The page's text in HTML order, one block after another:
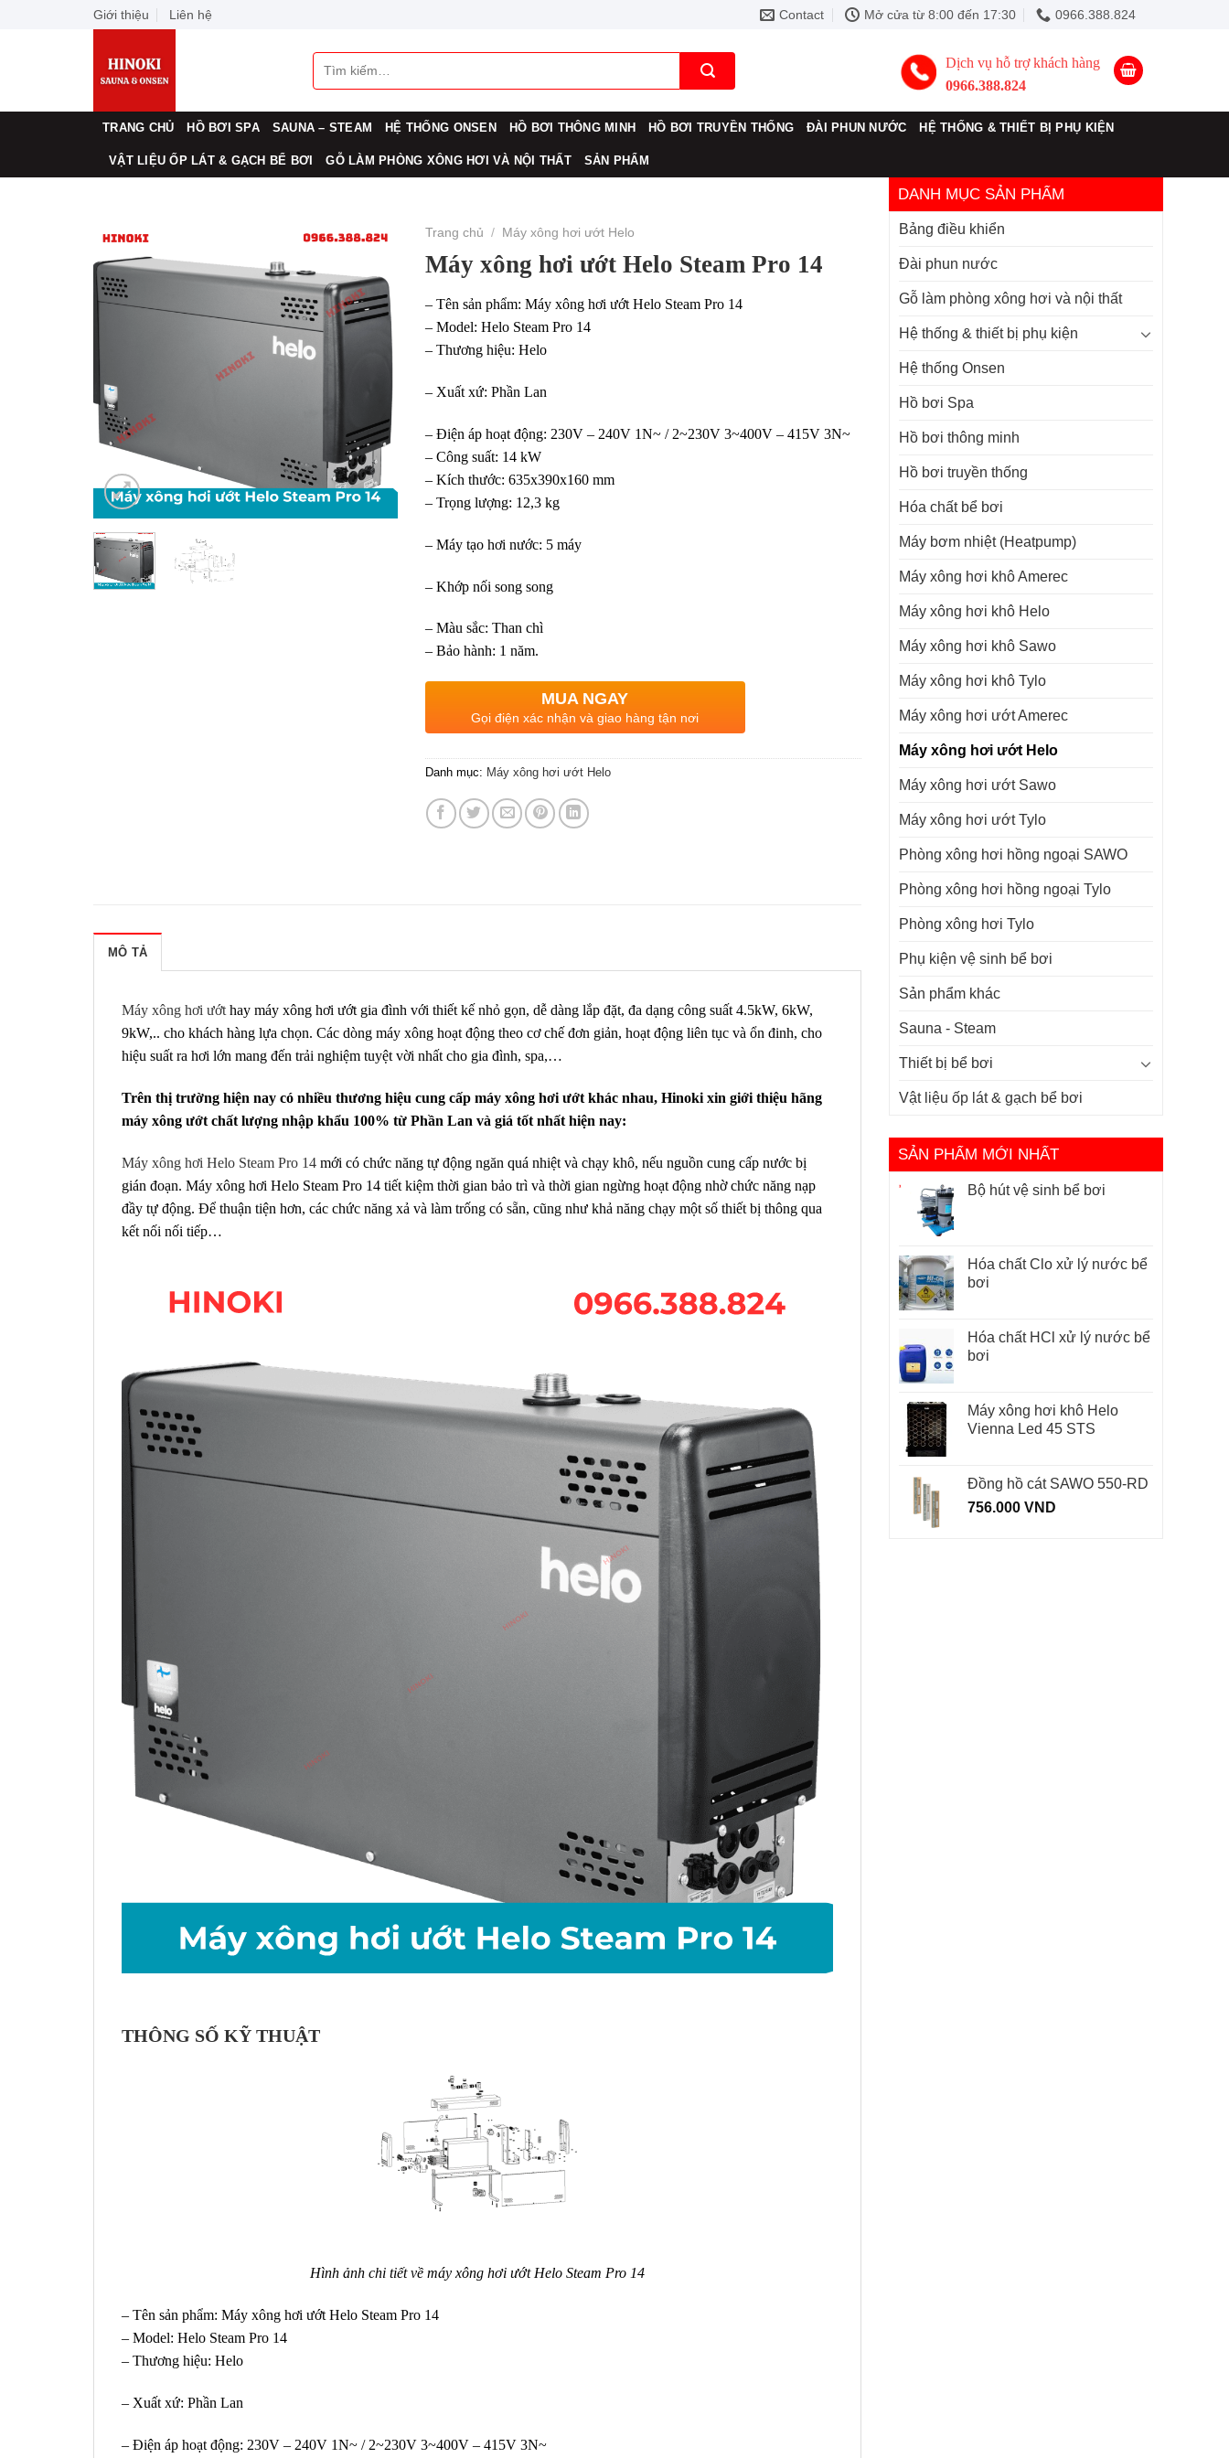
Giới thiệu Liên hệ Contact Mở cửa từ 8:00 đến 17:30 0966.388.824
Tìm
kiếm:
Dịch vụ hỗ trợ khách hàng
0966.388.824
TRANG CHỦ HỒ BƠI SPA SAUNA – STEAM HỆ THỐNG ONSEN HỒ BƠI THÔNG MINH HỒ BƠI TRUYỀN THỐNG ĐÀI PHUN NƯỚC HỆ THỐNG & THIẾT BỊ PHỤ KIỆN
VẬT LIỆU ỐP LÁT & GẠCH BỂ BƠI GỖ LÀM PHÒNG XÔNG HƠI VÀ NỘI THẤT SẢN PHẨM
DANH MỤC SẢN PHẨM
Bảng điều khiển
Đài phun nước
Gỗ làm phòng xông hơi và nội thất
Hệ thống & thiết bị phụ kiện
Hệ thống Onsen
Hồ bơi Spa
Hồ bơi thông minh
Hồ bơi truyền thống
Hóa chất bể bơi
Máy bơm nhiệt (Heatpump)
Máy xông hơi khô Amerec
Máy xông hơi khô Helo
Máy xông hơi khô Sawo
Máy xông hơi khô Tylo
Máy xông hơi ướt Amerec
Máy xông hơi ướt Helo
Máy xông hơi ướt Sawo
Máy xông hơi ướt Tylo
Phòng xông hơi hồng ngoại SAWO
Phòng xông hơi hồng ngoại Tylo
Phòng xông hơi Tylo
Phụ kiện vệ sinh bể bơi
Sản phẩm khác
Sauna - Steam
Thiết bị bể bơi
Vật liệu ốp lát & gạch bể bơi
SẢN PHẨM MỚI NHẤT
Bộ hút vệ sinh bể bơi
Hóa chất Clo xử lý nước bể
bơi
Hóa chất HCl xử lý nước bể
bơi
Máy xông hơi khô Helo
Vienna Led 45 STS
Đồng hồ cát SAWO 550-RD
756.000 VND
Trang chủ / Máy xông hơi ướt Helo
Máy xông hơi ướt Helo Steam Pro 14
– Tên sản phẩm: Máy xông hơi ướt Helo Steam Pro 14
– Model: Helo Steam Pro 14
– Thương hiệu: Helo
– Xuất xứ: Phần Lan
– Điện áp hoạt động: 230V – 240V 1N~ / 2~230V 3~400V – 415V 3N~
– Công suất: 14 kW
– Kích thước: 635x390x160 mm
– Trọng lượng: 12,3 kg
– Máy tạo hơi nước: 5 máy
– Khớp nối song song
– Màu sắc: Than chì
– Bảo hành: 1 năm.
MUA NGAY
Gọi điện xác nhận và giao hàng tận nơi
Danh mục: Máy xông hơi ướt Helo
MÔ TẢ
Máy xông hơi ướt hay máy xông hơi ướt gia đình với thiết kế nhỏ gọn, dễ dàng lắp đặt, đa dạng công suất 4.5kW, 6kW,
9kW,.. cho khách hàng lựa chọn. Các dòng máy xông hoạt động theo cơ chế đơn giản, hoạt động liên tục và ổn đinh, cho
hiệu suất ra hơi lớn mang đến trải nghiệm tuyệt vời nhất cho gia đình, spa,…
Trên thị trường hiện nay có nhiều thương hiệu cung cấp máy xông hơi ướt khác nhau, Hinoki xin giới thiệu hãng
máy xông ướt chất lượng nhập khẩu 100% từ Phần Lan và giá tốt nhất hiện nay:
Máy xông hơi Helo Steam Pro 14 mới có chức năng tự động ngăn quá nhiệt và chạy khô, nếu nguồn cung cấp nước bị
gián đoạn. Máy xông hơi Helo Steam Pro 14 tiết kiệm thời gian bảo trì và thời gian ngừng hoạt động nhờ chức năng nạp
đầy tự động. Để thuận tiện hơn, các chức năng xả và làm trống có sẵn, cũng như khả năng chạy một số thiết bị thông qua
kết nối nối tiếp…
THÔNG SỐ KỸ THUẬT
Hình ảnh chi tiết về máy xông hơi ướt Helo Steam Pro 14
– Tên sản phẩm: Máy xông hơi ướt Helo Steam Pro 14
– Model: Helo Steam Pro 14
– Thương hiệu: Helo
– Xuất xứ: Phần Lan
– Điện áp hoạt động: 230V – 240V 1N~ / 2~230V 3~400V – 415V 3N~